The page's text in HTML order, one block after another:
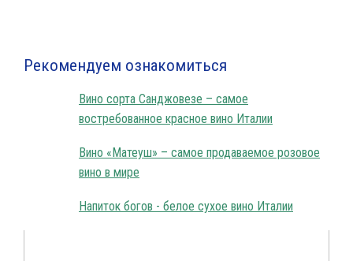
Рекомендуем ознакомиться
Вино сорта Санджовезе – самое
востребованное красное вино Италии
Вино «Матеуш» – самое продаваемое розовое
вино в мире
Напиток богов - белое сухое вино Италии